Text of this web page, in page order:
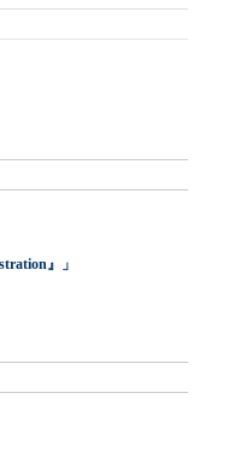
』」